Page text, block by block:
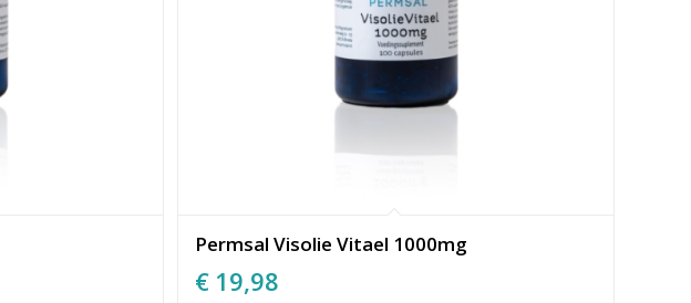
Permsal Visolie Vitael 1000mg
€ 19,98